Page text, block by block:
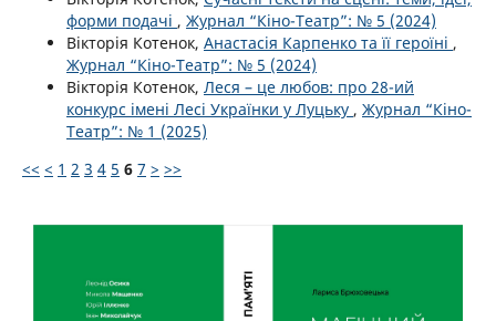
форми подачі , Журнал “Кіно-Театр”: № 5 (2024)
Вікторія Котенок, Анастасія Карпенко та її героїні ,
Журнал “Кіно-Театр”: № 5 (2024)
Вікторія Котенок, Леся – це любов: про 28-ий
конкурс імені Лесі Українки у Луцьку , Журнал “Кіно-
Театр”: № 1 (2025)
<< < 1 2 3 4 5 6 7 > >>